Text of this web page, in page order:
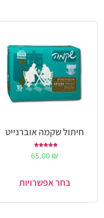
חיתול שקמה אוברנייט
5.00
65.00 ₪
בחר אפשרויות